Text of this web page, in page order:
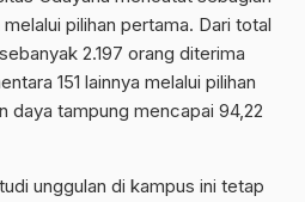
pilihan pertama. Dari total
2.197 orang diterima
151 lainnya melalui pilihan
daya tampung mencapai 94,22
unggulan di kampus ini tetap